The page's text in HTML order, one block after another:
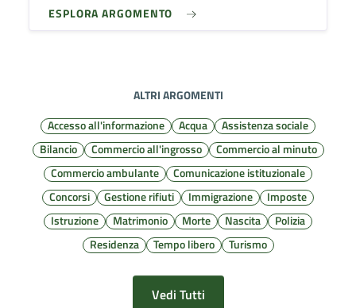
ESPLORA ARGOMENTO
ALTRI ARGOMENTI
Accesso all'informazione
Acqua
Assistenza sociale
Bilancio
Commercio all'ingrosso
Commercio al minuto
Commercio ambulante
Comunicazione istituzionale
Concorsi
Gestione rifiuti Immigrazione
Imposte
Istruzione
Matrimonio Morte Nascita
Polizia
Residenza
Tempo libero Turismo
Vedi Tutti